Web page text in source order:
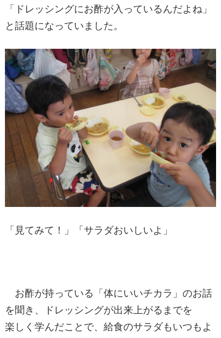
「ドレッシングにお酢が入っているんだよね」
と話題になっていました。
「見てみて！」「サラダおいしいよ」
お酢が持っている「体にいいチカラ」のお話
を聞き、ドレッシングが出来上がるまでを
楽しく学んだことで、給食のサラダもいつもよ